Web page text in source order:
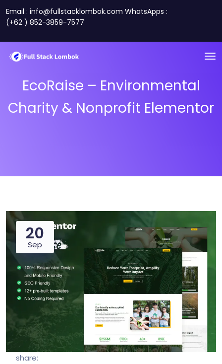
Email : info@fullstacklombok.com WhatsApps :
(+62 ) 852-3859-7577
EcoRaise – Environmental
Charity & Nonprofit Elementor
20
Sep
share: